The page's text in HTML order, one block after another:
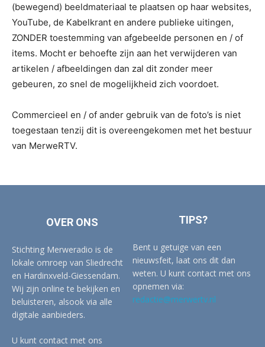
(bewegend) beeldmateriaal te plaatsen op haar websites,
YouTube, de Kabelkrant en andere publieke uitingen,
ZONDER toestemming van afgebeelde personen en / of
items. Mocht er behoefte zijn aan het verwijderen van
artikelen / afbeeldingen dan zal dit zonder meer
gebeuren, zo snel de mogelijkheid zich voordoet.
Commercieel en / of ander gebruik van de foto’s is niet
toegestaan tenzij dit is overeengekomen met het bestuur
van MerweRTV.
OVER ONS
Stichting Merweradio is de
lokale omroep van Sliedrecht
en Hardinxveld-Giessendam.
Wij zijn online te bekijken en
beluisteren, alsook via alle
digitale aanbieders.
U kunt contact met ons
TIPS?
Bent u getuige van een
nieuwsfeit, laat ons dit dan
weten. U kunt contact met ons
opnemen via:
redactie@merwertv.nl